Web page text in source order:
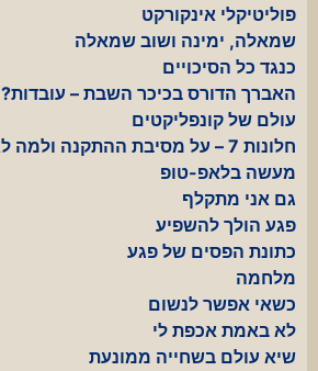
פוליטיקלי אינקורקט
שמאלה, ימינה ושוב שמאלה
כנגד כל הסיכויים
האברך הדורס בכיכר השבת – עובדות?
עולם של קונפליקטים
חלונות 7 – על מסיבת ההתקנה ולמה לא התקנתי
מעשה בלאפ-טופ
גם אני מתקלף
פגע הולך להשפיע
כתונת הפסים של פגע
מלחמה
כשאי אפשר לנשום
לא באמת אכפת לי
שיא עולם בשחייה ממונעת